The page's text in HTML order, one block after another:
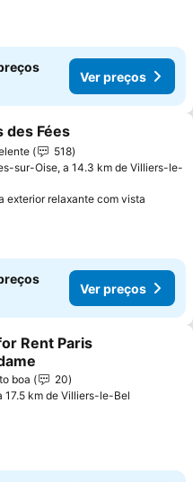
Ver preços
aos favoritos
des Fées
518
sur-Oise, a 14.3 km de Villiers-le-
exterior relaxante com vista
Ver preços
aos favoritos
Rent Paris
boa
20
17.5 km de Villiers-le-Bel